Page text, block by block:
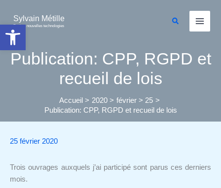
Ouvrir la barre d’outils
contenu
Sylvain Métille
Droit et nouvelles technologies
Rechercher
Publication: CPP, RGPD et
recueil de lois
Accueil 2020 février
25
Publication: CPP, RGPD et recueil de lois
25 février 2020
Trois ouvrages auxquels j’ai participé sont parus ces derniers
mois.